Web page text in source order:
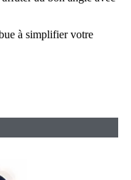
à simplifier votre